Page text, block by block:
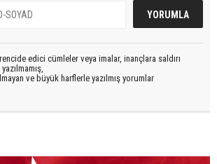
edici cümleler veya imalar, inançlara saldırı
ve büyük harflerle yazılmış yorumlar